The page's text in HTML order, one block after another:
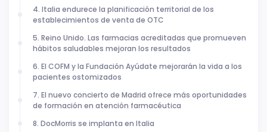
4. Italia endurece la planificación territorial de los
establecimientos de venta de OTC
5. Reino Unido. Las farmacias acreditadas que promueven
hábitos saludables mejoran los resultados
6. El COFM y la Fundación Ayúdate mejorarán la vida a los
pacientes ostomizados
7. El nuevo concierto de Madrid ofrece más oportunidades
de formación en atención farmacéutica
8. DocMorris se implanta en Italia